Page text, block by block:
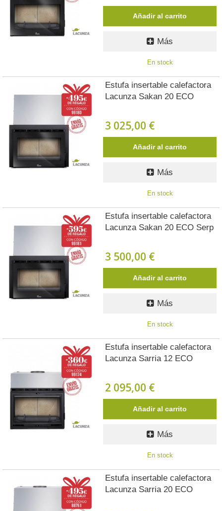
Añadir al carrito
Más
En stock
Estufa insertable calefactora
Lacunza Sakan 20 ECO
3 025,00 €
Añadir al carrito
Más
En stock
Estufa insertable calefactora
Lacunza Sakan 20 ECO Serp
3 500,00 €
Añadir al carrito
Más
En stock
Estufa insertable calefactora
Lacunza Sarria 12 ECO
2 095,00 €
Añadir al carrito
Más
En stock
Estufa insertable calefactora
Lacunza Sarria 20 ECO